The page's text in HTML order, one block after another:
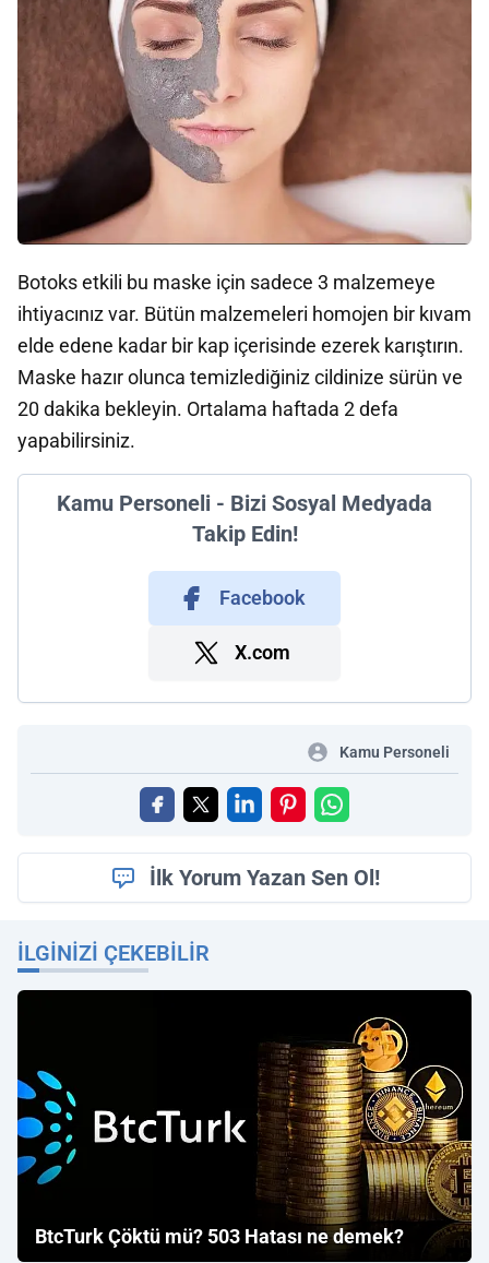
Botoks etkili bu maske için sadece 3 malzemeye
ihtiyacınız var. Bütün malzemeleri homojen bir kıvam
elde edene kadar bir kap içerisinde ezerek karıştırın.
Maske hazır olunca temizlediğiniz cildinize sürün ve
20 dakika bekleyin. Ortalama haftada 2 defa
yapabilirsiniz.
Kamu Personeli - Bizi Sosyal Medyada
Takip Edin!
Facebook
X.com
Kamu Personeli
İlk Yorum Yazan Sen Ol!
İLGINIZI ÇEKEBILIR
BtcTurk Çöktü mü? 503 Hatası ne demek?